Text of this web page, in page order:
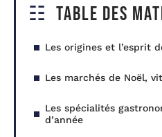
Table des
Les origines et l’esprit
Les marchés de Noël,
Les spécialités
d’année